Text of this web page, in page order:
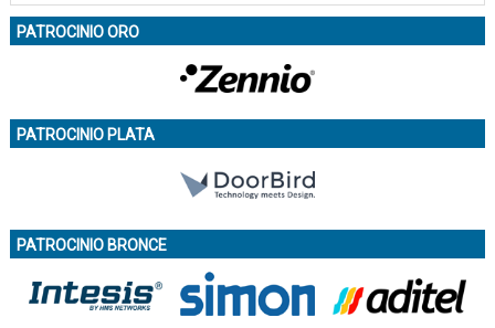
PATROCINIO ORO
PATROCINIO PLATA
PATROCINIO BRONCE